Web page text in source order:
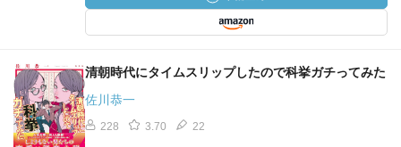
清朝時代にタイムスリップしたので科挙ガチってみた
佐川恭一
228 3.70 22